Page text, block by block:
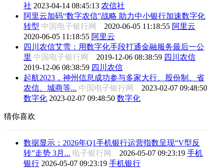
社 2023-04-14 08:45:13 农信社
阿里云加码“数字农信”战略 助力中小银行加速数字化
转型 中国电子银行网 2020-06-05 11:18:55 阿里云
2020-06-05 11:18:55 阿里云
四川农信艾雪：用数字化手段打通金融服务最后一公
里 中国电子银行网 2019-12-06 08:38:59 四川农信
2019-12-06 08:38:59 四川农信
起航2023，神州信息成功参与多家大行、股份制、省
农信、城商等... 中国电子银行网 2023-02-07 09:48:50
数字化 2023-02-07 09:48:50 数字化
猜你喜欢
数据显示：2026年Q1手机银行运营指数呈现“V型反
转”走势 3月... 电子银行网 2026-05-07 09:23:19 手机
银行 2026-05-07 09:23:19 手机银行